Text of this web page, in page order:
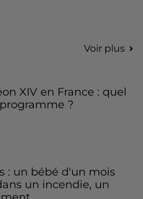
Voir plus
XIV en France : quel
?
: un bébé d'un mois
un incendie, un